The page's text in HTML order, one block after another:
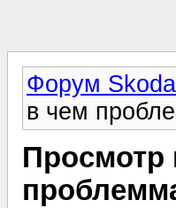
Форум
в чем
Просмотр